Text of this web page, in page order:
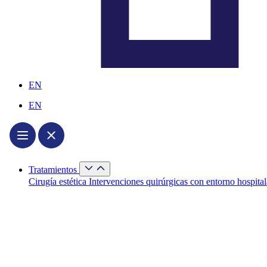
EN
EN
Tratamientos
Cerrar
Tratamientos
Abrir
Tratamientos
Cirugía estética Intervenciones quirúrgicas con entorno